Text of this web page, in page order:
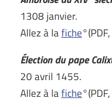
1308 janvier.
Allez à lafiche
Élection du pape
20 avril 1455.
Allez à lafiche